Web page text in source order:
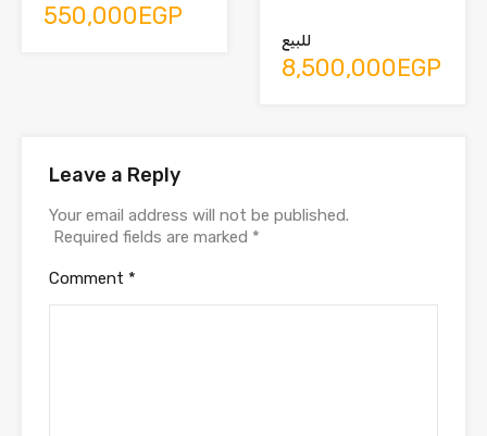
550,000EGP
للبيع
8,500,000EGP
Leave a Reply
Your email address will not be published.
Required fields are marked *
Comment *